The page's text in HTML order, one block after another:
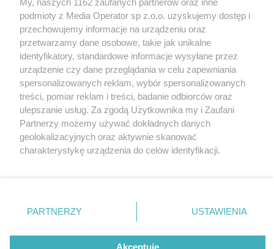
1 / 0
Wydawca mediów lokalnych
Nie zapomnij
zapoznać się z:
polityką prywatności regulamin korzystania z portali
Twojemiasto
Piekary Śląskie
Chorzów
Tarnowskie Góry
Gliwice
Skontakuj sięz nami
Kontakt
Wydawca
Redakcja
My, naszych 1162 zaufanych partnerów oraz inne
podmioty z Media Operator sp z.o.o. uzyskujemy dostęp i
przechowujemy informacje na urządzeniu oraz
przetwarzamy dane osobowe, takie jak unikalne
identyfikatory, standardowe informacje wysyłane przez
urządzenie czy dane przeglądania w celu zapewniania
spersonalizowanych reklam, wybór spersonalizowanych
treści, pomiar reklam i treści, badanie odbiorców oraz
ulepszanie usług. Za zgodą Użytkownika my i Zaufani
Partnerzy możemy używać dokładnych danych
geolokalizacyjnych oraz aktywnie skanować
charakterystykę urządzenia do celów identyfikacji.
zmienić/wycofać klikając przycisk ustawień prywatności
znajdujący się w lewym dolnym rogu strony
rodzaje przetwarzania danych nie wymagają zgody
użytkownika, ale masz prawo sprzeciwić się takiemu
PARTNERZY USTAWIENIA
Akceptuję